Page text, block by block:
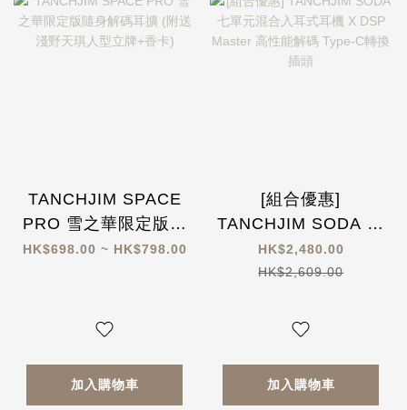
TANCHJIM SPACE
PRO 雪之華限定版隨
身解碼耳擴 (附送淺野
HK$698.00 ~ HK$798.00
加入購物車
[組合優惠]
TANCHJIM SODA 七
單元混合入耳式耳機
X DSP Master 高性
頭
HK$2,480.00
HK$2,609.00
加入購物車